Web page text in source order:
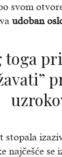
svom
udoban
stopala
najčešće